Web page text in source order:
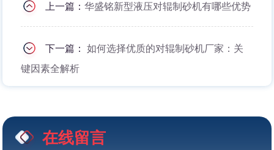
上一篇：华盛铭新型液压对辊制砂机有哪些优势
下一篇：如何选择优质的对辊制砂机厂家：关
键因素全解析
在线留言